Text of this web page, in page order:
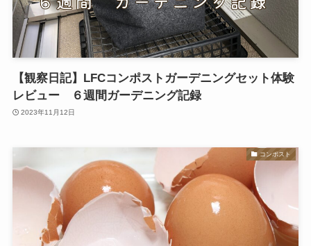
【観察日記】LFCコンポストガーデニングセット体験
レビュー ６週間ガーデニング記録
2023年11月12日
コンポスト